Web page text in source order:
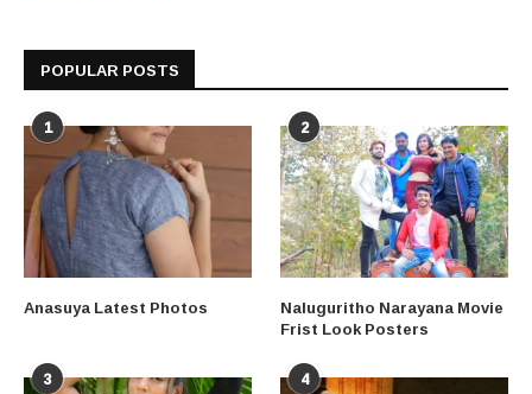
POPULAR POSTS
1
Anasuya Latest Photos
2
Naluguritho Narayana Movie
Frist Look Posters
3 4